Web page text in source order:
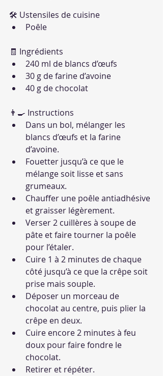
🛠 Ustensiles de cuisine
Poêle
🧾 Ingrédients
240 ml de blancs d’œufs
30 g de farine d’avoine
40 g de chocolat
👨‍🍳 Instructions
Dans un bol, mélanger les
blancs d’œufs et la farine
d’avoine.
Fouetter jusqu’à ce que le
mélange soit lisse et sans
grumeaux.
Chauffer une poêle antiadhésive
et graisser légèrement.
Verser 2 cuillères à soupe de
pâte et faire tourner la poêle
pour l’étaler.
Cuire 1 à 2 minutes de chaque
côté jusqu’à ce que la crêpe soit
prise mais souple.
Déposer un morceau de
chocolat au centre, puis plier la
crêpe en deux.
Cuire encore 2 minutes à feu
doux pour faire fondre le
chocolat.
Retirer et répéter.